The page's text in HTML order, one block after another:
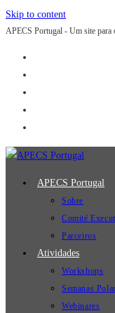
Skip to content
APECS Portugal - Um site para
APECS Portugal
Sobre
Comité
Parceiros
Atividades
Workshops
Semanas
Webinares